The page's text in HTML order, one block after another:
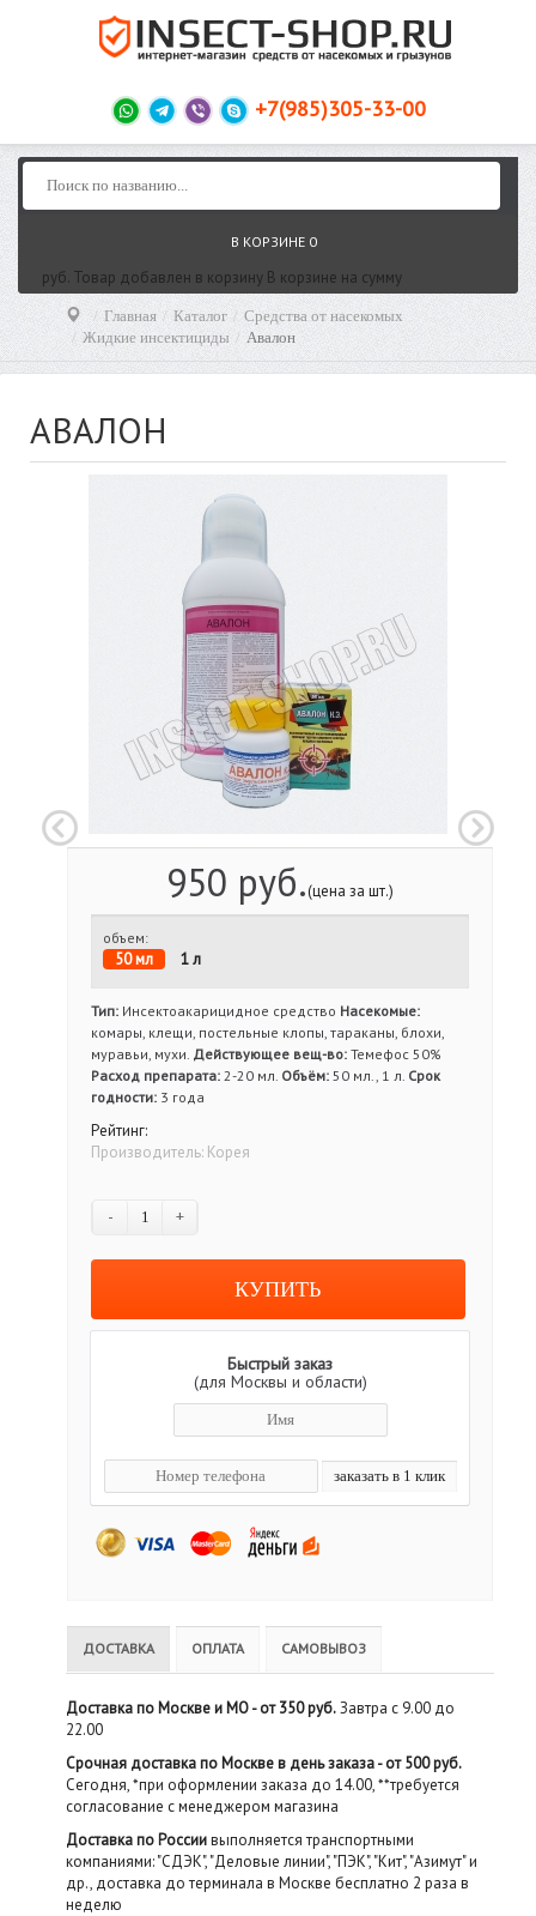
+7(985)305-33-00
В КОРЗИНЕ 0
руб. Товар добавлен в корзину В корзине на сумму
Главная Каталог
Средства от насекомых
Жидкие инсектициды
Авалон
АВАЛОН
950 руб.(цена за шт.)
объем:
50 мл 1 л
Тип: Инсектоакарицидное средство Насекомые:
комары, клещи, постельные клопы, тараканы, блохи,
муравьи, мухи. Действующее вещ-во: Темефос 50%
Расход препарата: 2-20 мл. Объём: 50 мл., 1 л. Срок
годности: 3 года
Рейтинг:
Производитель: Корея
- +
Быстрый заказ
(для Москвы и области)
ДОСТАВКА ОПЛАТА САМОВЫВОЗ
Доставка по Москве и МО - от 350 руб.Завтра с 9.00 до
22.00
Срочная доставка по Москве в день заказа - от 500 руб.
Сегодня, *при оформлении заказа до 14.00, **требуется
согласование с менеджером магазина
Доставка по Россиивыполняется транспортными
компаниями: "СДЭК", "Деловые линии", "ПЭК", "Кит", "Азимут" и
др., доставка до терминала в Москве бесплатно 2 раза в
неделю